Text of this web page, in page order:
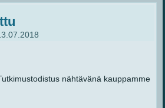
nähtävänä kauppamme